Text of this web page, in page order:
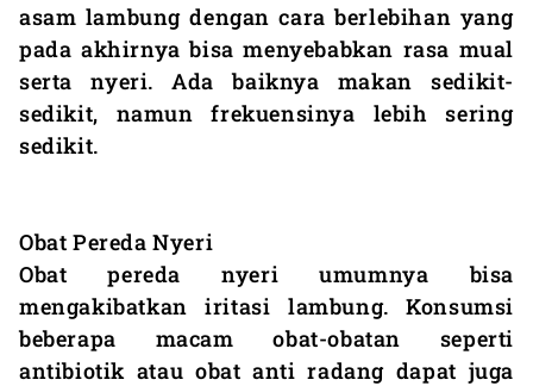
asam lambung dengan cara berlebihan yang
pada akhirnya bisa menyebabkan rasa mual
serta nyeri. Ada baiknya makan sedikit-
sedikit, namun frekuensinya lebih sering
sedikit.
Obat Pereda Nyeri
Obat pereda nyeri umumnya bisa
mengakibatkan iritasi lambung. Konsumsi
beberapa macam obat-obatan seperti
antibiotik atau obat anti radang dapat juga